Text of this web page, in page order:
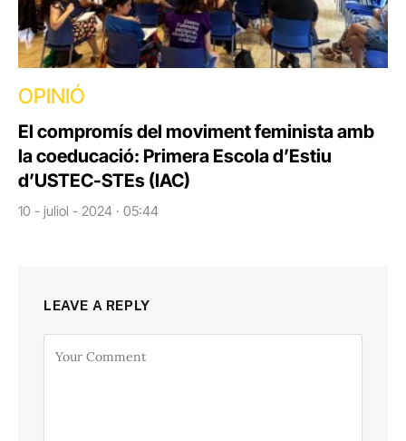
OPINIÓ
El compromís del moviment feminista amb
la coeducació: Primera Escola d’Estiu
d’USTEC-STEs (IAC)
10 - juliol - 2024 · 05:44
LEAVE A REPLY